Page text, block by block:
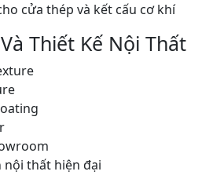
cửa thép và kết cấu cơ khí
Thiết Kế Nội Thất
nội thất hiện đại